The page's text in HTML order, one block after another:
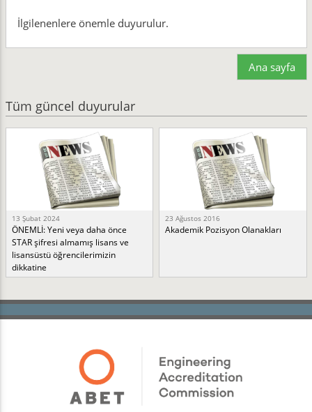
İlgilenenlere önemle duyurulur.
Ana sayfa
Tüm güncel duyurular
13 Şubat 2024
ÖNEMLİ: Yeni veya daha önce
STAR şifresi almamış lisans ve
lisansüstü öğrencilerimizin
dikkatine
23 Ağustos 2016
Akademik Pozisyon Olanakları